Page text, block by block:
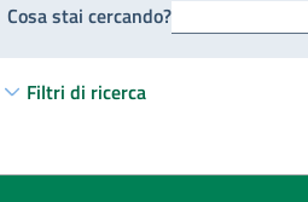
Cosa stai cercando?
Filtri di ricerca